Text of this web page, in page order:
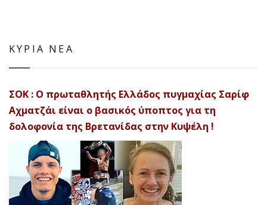
ΚΥΡΙΑ ΝΕΑ
ΣΟΚ : Ο πρωταθλητής Ελλάδος πυγμαχίας Σαρίφ
Αχματζάι είναι ο βασικός ύποπτος για τη
δολοφονία της Βρετανίδας στην Κυψέλη !